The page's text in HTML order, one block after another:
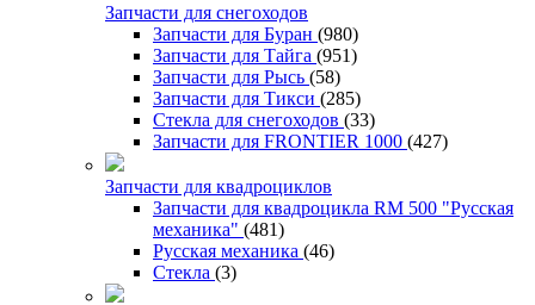
Запчасти для снегоходов
Запчасти для Буран (980)
Запчасти для Тайга (951)
Запчасти для Рысь (58)
Запчасти для Тикси (285)
Стекла для снегоходов (33)
Запчасти для FRONTIER 1000 (427)
Запчасти для квадроциклов
Запчасти для квадроцикла RM 500 "Русская
механика" (481)
Русская механика (46)
Стекла (3)